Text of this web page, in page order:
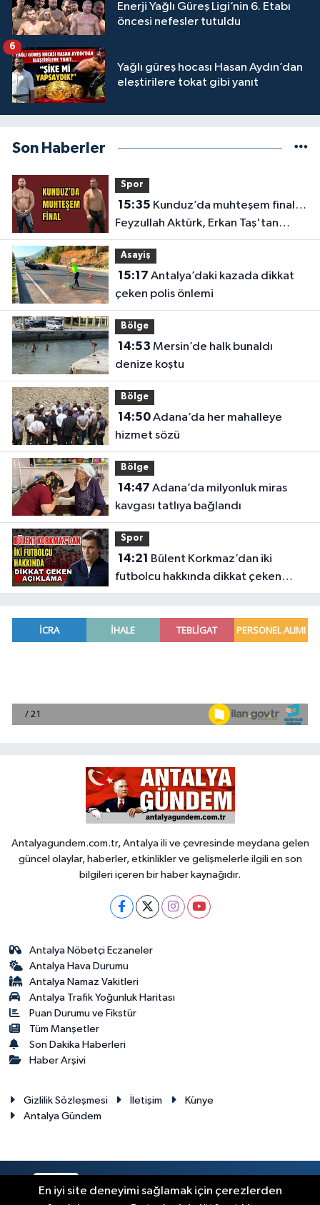
Enerji Yağlı Güreş Ligi’nin 6. Etabı
öncesi nefesler tutuldu
Yağlı güreş hocası Hasan Aydın’dan
eleştirilere tokat gibi yanıt
6
Son Haberler
Spor
15:35
Feyzullah Aktürk, Erkan Taş'tan
Kırkpınar'ın rövanşını aldı
Asayiş
15:17
çeken polis önlemi
Bölge
14:53
denize koştu
Bölge
14:50Adana’da her mahalleye
hizmet sözü
Bölge
14:47
kavgası tatlıya bağlandı
Spor
14:21
futbolcu hakkında dikkat çeken
açıklama
Antalyagundem.com.tr, Antalya ili ve çevresinde meydana gelen
güncel olaylar, haberler, etkinlikler ve gelişmelerle ilgili en son
bilgileri içeren bir haber kaynağıdır.
Antalya Nöbetçi Eczaneler
Antalya Hava Durumu
Antalya Namaz Vakitleri
Antalya Trafik Yoğunluk Haritası
Puan Durumu ve Fikstür
Tüm Manşetler
Son Dakika Haberleri
Haber Arşivi
Gizlilik Sözleşmesi İletişim
Künye
Antalya Gündem
RSS Copyright © 2024. Her hakkı saklıdır.
En iyi site deneyimi sağlamak için çerezlerden